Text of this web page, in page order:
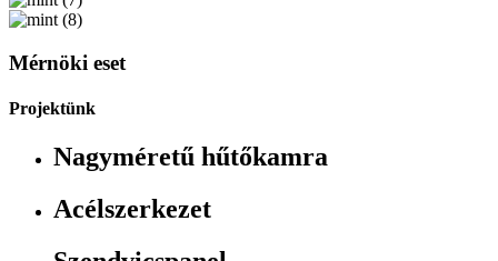
Mérnöki eset
Projektünk
Nagyméretű hűtőkamra
Acélszerkezet